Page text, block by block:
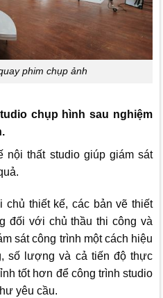
phim chụp ảnh
chụp hình sau nghiệm
nội thất studio giúp giám sát
thiết kế, các bản vẽ thiết
đối với chủ thầu thi công và
sát công trình một cách hiệu
số lượng và cả tiến độ thực
tốt hơn để công trình studio
yêu cầu.